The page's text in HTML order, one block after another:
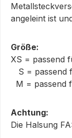
angeleint ist
Größe:
XS = passend
S = passend
M = passend
Achtung:
Die Halsung